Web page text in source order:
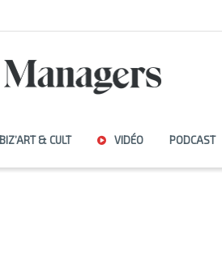
BIZ’ART & CULT VIDÉO PODCAST